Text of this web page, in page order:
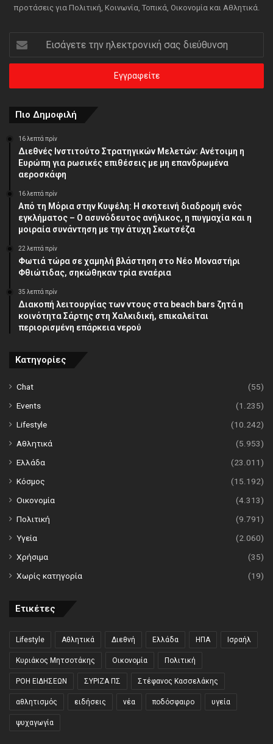
προτάσεις για Πολιτική, Κοινωνία, Τοπικά, Οικονομία και Αθλητικά.
την
ηλεκτρονική
διεύθυνση
Πιο Δημοφιλή
16 λεπτά πρίν
Διεθνές Ινστιτούτο Στρατηγικών Μελετών: Ανέτοιμη η
Ευρώπη για ρωσικές επιθέσεις με μη επανδρωμένα
αεροσκάφη
16 λεπτά πρίν
Από τη Μόρια στην Κυψέλη: Η σκοτεινή διαδρομή ενός
εγκλήματος – Ο ασυνόδευτος ανήλικος, η πυγμαχία και η
μοιραία συνάντηση με την άτυχη Σκωτσέζα
22 λεπτά πρίν
Φωτιά τώρα σε χαμηλή βλάστηση στο Νέο Μοναστήρι
Φθιώτιδας, σηκώθηκαν τρία εναέρια
35 λεπτά πρίν
Διακοπή λειτουργίας των ντους στα beach bars ζητά η
κοινότητα Σάρτης στη Χαλκιδική, επικαλείται
περιορισμένη επάρκεια νερού
Κατηγορίες
Chat
(55)
Events
(1.235)
Lifestyle
(10.242)
Αθλητικά
(5.953)
Ελλάδα
(23.011)
Κόσμος
(15.192)
Οικονομία
(4.313)
Πολιτική
(9.791)
Υγεία
(2.060)
Χρήσιμα
(35)
Χωρίς κατηγορία
(19)
Ετικέτες
Lifestyle Αθλητικά Διεθνή Ελλάδα ΗΠΑ Ισραήλ
Κυριάκος Μητσοτάκης Οικονομία Πολιτική
ΡΟΗ ΕΙΔΗΣΕΩΝ ΣΥΡΙΖΑ ΠΣ Στέφανος Κασσελάκης
αθλητισμός ειδήσεις νέα ποδόσφαιρο υγεία
ψυχαγωγία